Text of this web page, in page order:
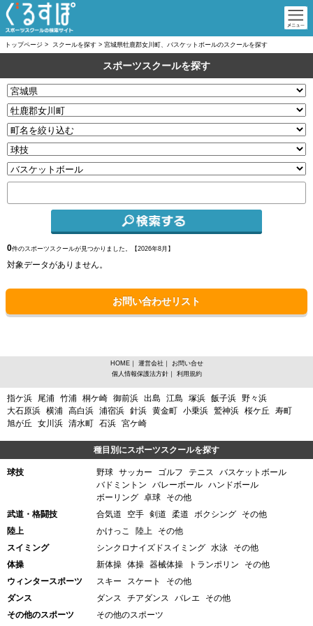
トップページ > スクールを探す > 宮城県牡鹿郡女川町、バスケットボールのスクールを探す
スポーツスクールを探す
0件のスポーツスクールが見つかりました。【2026年8月】
対象データがありません。
お問い合わせリスト
宮城県牡鹿郡女川町、バスケットボールからスポーツスクールを探す
指ケ浜 尾浦 竹浦 桐ケ崎 御前浜 出島 江島 塚浜 飯子浜 野々浜
大石原浜 横浦 高白浜 浦宿浜 針浜 黄金町 小乗浜 鷲神浜 桜ケ丘
寿町
旭が丘
女川浜 清水町 石浜 宮ケ崎
種目別にスポーツスクールを探す
球技 野球 サッカー ゴルフ テニス
バスケットボール
バドミントン
バレーボール ハンドボール
ボーリング 卓球
その他
武道・格闘技
合気道 空手 剣道 柔道 ボクシング
その他
陸上
かけっこ 陸上
その他
スイミング
シンクロナイズドスイミング 水泳
その他
体操
新体操 体操 器械体操 トランポリン
その他
ウィンタースポーツ
スキー スケート
その他
ダンス
ダンス チアダンス バレエ
その他
その他のスポーツ
その他のスポーツ
HOME｜ 運営会社 ｜
お問い合せ
個人情報保護法方針｜ 利用規約